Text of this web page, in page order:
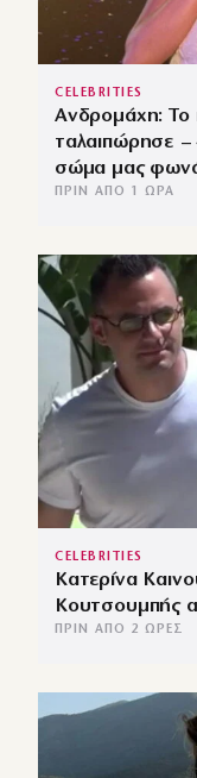
CELEBRITIES
Ανδρομάχη: Το
ταλαιπώρησε
σώμα μας
ΠΡΙΝ ΑΠΌ 1 ΏΡΑ
CELEBRITIES
Κατερίνα
Κουτσουμπής
ΠΡΙΝ ΑΠΌ 2 ΏΡΕΣ